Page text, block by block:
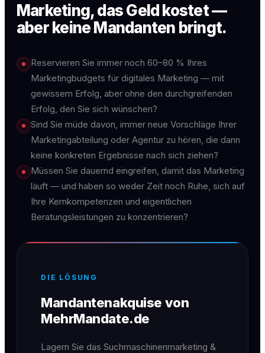
Marketing, das Geld kostet —
aber keine Mandanten bringt.
Reservieren Sie immer noch 60–80 % Ihres
Marketingbudgets für digitales Marketing — mit
gewissem Erfolg, aber ohne den durchgreifenden
Erfolg, den Sie sich wünschen?
Sind Sie müde davon, immer neue Vorschläge Ihrer
Marketingabteilung oder Agentur zu hören, die dann
keine konkreten Ergebnisse nach sich ziehen?
Müssen Sie dauernd eingreifen, damit das Marketing
läuft — und haben so weder Zeit noch Ruhe, sich auf
Ihre Kernkompetenzen und eigentlichen
Beratungsleistungen zu konzentrieren?
DIE LÖSUNG
Mandantenakquise von
MehrMandate.de
Lagern Sie das Suchmaschinenmarketing &